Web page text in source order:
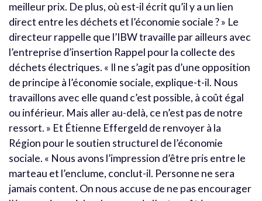
meilleur prix. De plus, où est-il écrit qu’il y a un lien
direct entre les déchets et l’économie sociale ? » Le
directeur rappelle que l’IBW travaille par ailleurs avec
l’entreprise d’insertion Rappel pour la collecte des
déchets électriques. « Il ne s’agit pas d’une opposition
de principe à l’économie sociale, explique-t-il. Nous
travaillons avec elle quand c’est possible, à coût égal
ou inférieur. Mais aller au-delà, ce n’est pas de notre
ressort. » Et Étienne Effergeld de renvoyer à la
Région pour le soutien structurel de l’économie
sociale. « Nous avons l’impression d’être pris entre le
marteau et l’enclume, conclut-il. Personne ne sera
jamais content. On nous accuse de ne pas encourager